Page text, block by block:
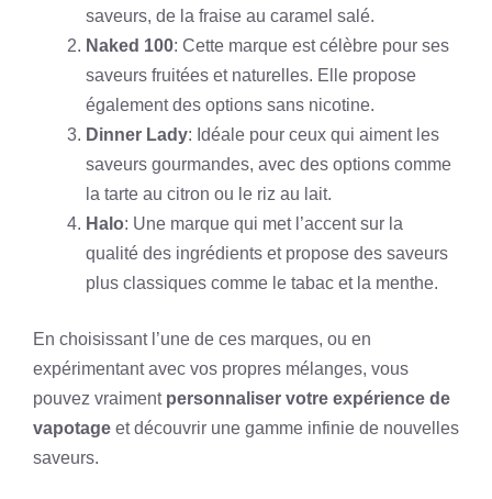
saveurs, de la fraise au caramel salé.
Naked 100: Cette marque est célèbre pour ses
saveurs fruitées et naturelles. Elle propose
également des options sans nicotine.
Dinner Lady: Idéale pour ceux qui aiment les
saveurs gourmandes, avec des options comme
la tarte au citron ou le riz au lait.
Halo: Une marque qui met l’accent sur la
qualité des ingrédients et propose des saveurs
plus classiques comme le tabac et la menthe.
En choisissant l’une de ces marques, ou en
expérimentant avec vos propres mélanges, vous
pouvez vraiment personnaliser votre expérience de
vapotage et découvrir une gamme infinie de nouvelles
saveurs.